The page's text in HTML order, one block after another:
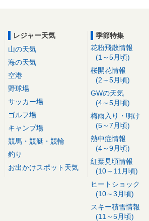
レジャー天気
山の天気
海の天気
空港
野球場
サッカー場
ゴルフ場
キャンプ場
競馬・競艇・競輪
釣り
お出かけスポット天気
季節特集
花粉飛散情報
(1～5月頃)
桜開花情報
(2～5月頃)
GWの天気
(4～5月頃)
梅雨入り・明け
(5～7月頃)
熱中症情報
(4～9月頃)
紅葉見頃情報
(10～11月頃)
ヒートショック
(10～3月頃)
スキー積雪情報
(11～5月頃)